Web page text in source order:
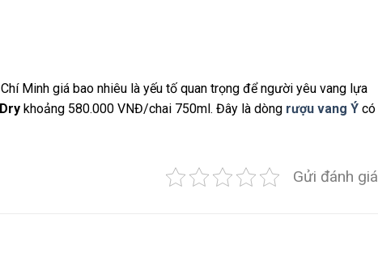
Minh giá bao nhiêu là yếu tố quan trọng để người yêu vang lựa
khoảng 580.000 VNĐ/chai 750ml. Đây là dòng rượu vang Ý có
Gửi đánh giá